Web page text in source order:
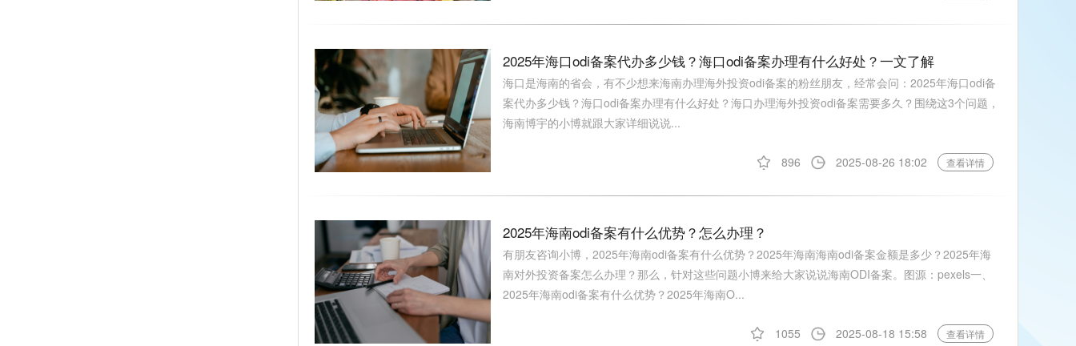
2025年海口odi备案代办多少钱？海口odi备案办理有什么好处？一文了解
海口是海南的省会，有不少想来海南办理海外投资odi备案的粉丝朋友，经常会问：2025年海口odi备
案代办多少钱？海口odi备案办理有什么好处？海口办理海外投资odi备案需要多久？围绕这3个问题，
海南博宇的小博就跟大家详细说说...
896 2025-08-26 18:02 查看详情
2025年海南odi备案有什么优势？怎么办理？
有朋友咨询小博，2025年海南odi备案有什么优势？2025年海南海南odi备案金额是多少？2025年海
南对外投资备案怎么办理？那么，针对这些问题小博来给大家说说海南ODI备案。图源：pexels一、
2025年海南odi备案有什么优势？2025年海南O...
1055 2025-08-18 15:58 查看详情